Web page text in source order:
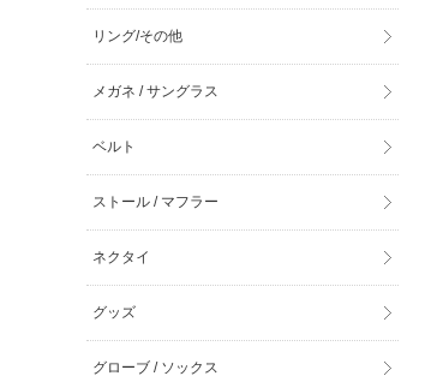
リング/その他
メガネ / サングラス
ベルト
ストール / マフラー
ネクタイ
グッズ
グローブ / ソックス